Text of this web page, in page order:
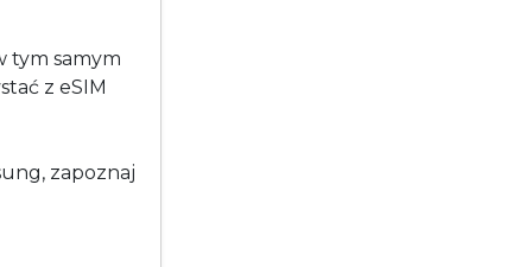
tym samym
z eSIM
zapoznaj